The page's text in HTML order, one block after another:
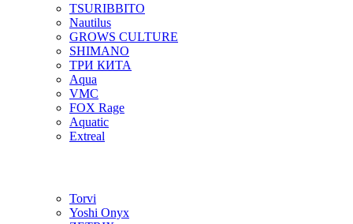
TSURIBBITO
Nautilus
GROWS CULTURE
SHIMANO
ТРИ КИТА
Aqua
VMC
FOX Rage
Aquatic
Extreal
Torvi
Yoshi Onyx